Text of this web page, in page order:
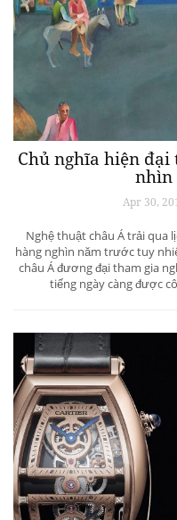
Chủ nghĩa hiện đại
nhìn
Apr 30,
Nghệ thuật châu Á trải qua
hàng nghìn năm trước tuy
châu Á đương đại tham gia
tiếng ngày càng được